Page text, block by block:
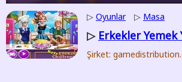
▷ Oyunlar ▷ Masa
▷ Erkekler Yemek
Şirket: